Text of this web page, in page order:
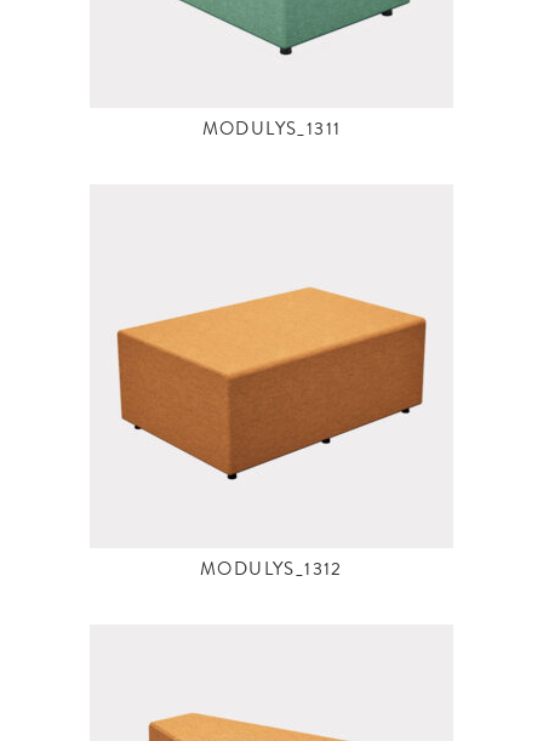
MODULYS_1311
MODULYS_1312